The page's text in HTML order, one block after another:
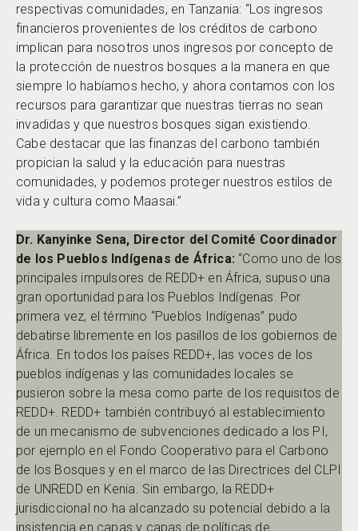
respectivas comunidades, en Tanzania: “Los ingresos
financieros provenientes de los créditos de carbono
implican para nosotros unos ingresos por concepto de
la protección de nuestros bosques a la manera en que
siempre lo habíamos hecho, y ahora contamos con los
recursos para garantizar que nuestras tierras no sean
invadidas y que nuestros bosques sigan existiendo.
Cabe destacar que las finanzas del carbono también
propician la salud y la educación para nuestras
comunidades, y podemos proteger nuestros estilos de
vida y cultura como Maasai.”
Dr. Kanyinke Sena, Director del Comité Coordinador
de los Pueblos Indígenas de África: “Como uno de los
principales impulsores de REDD+ en África, supuso una
gran oportunidad para los Pueblos Indígenas. Por
primera vez, el término “Pueblos Indígenas” pudo
debatirse libremente en los pasillos de los gobiernos de
África. En todos los países REDD+, las voces de los
pueblos indígenas y las comunidades locales se
pusieron sobre la mesa como parte de los requisitos de
REDD+. REDD+ también contribuyó al establecimiento
de un mecanismo de subvenciones dedicado a los PI,
por ejemplo en el Fondo Cooperativo para el Carbono
de los Bosques y en el marco de las Directrices del CLPI
de UNREDD en Kenia. Sin embargo, la REDD+
jurisdiccional no ha alcanzado su potencial debido a la
insistencia en capas y capas de políticas de